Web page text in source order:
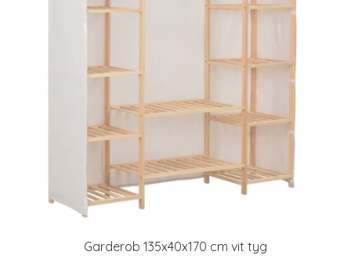
Garderob 135x40x170 cm vit tyg